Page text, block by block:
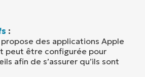
:
des applications Apple
peut être configurée pour
afin de s’assurer qu’ils sont